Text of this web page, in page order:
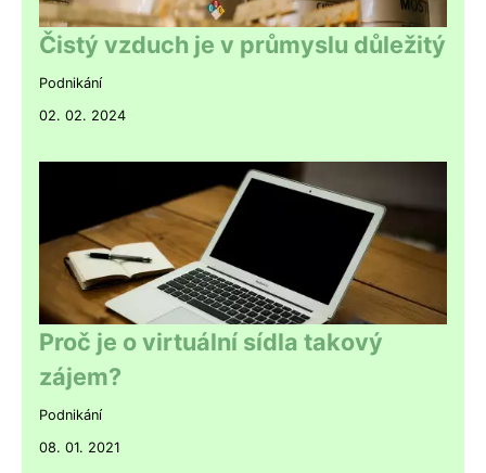
Čistý vzduch je v průmyslu důležitý
Podnikání
02. 02. 2024
Proč je o virtuální sídla takový
zájem?
Podnikání
08. 01. 2021